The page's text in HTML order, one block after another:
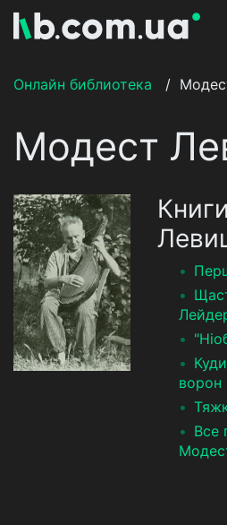
Онлайн библиотека
/
Модест
ворон
Все